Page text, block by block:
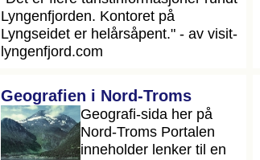
Lyngenfjorden. Kontoret på
Lyngseidet er helårsåpent." - av visit-
lyngenfjord.com
Geografien i Nord-Troms
Geografi-sida her på
Nord-Troms Portalen
inneholder lenker til en